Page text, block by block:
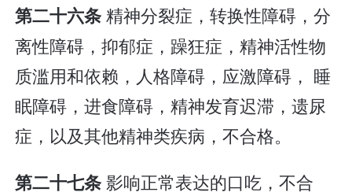
第二十六条精神分裂症，转换性障碍，分
离性障碍，抑郁症，躁狂症，精神活性物
质滥用和依赖，人格障碍，应激障碍， 睡
眠障碍，进食障碍，精神发育迟滞，遗尿
症，以及其他精神类疾病，不合格。
第二十七条影响正常表达的口吃，不合